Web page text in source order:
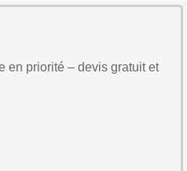
en priorité – devis gratuit et